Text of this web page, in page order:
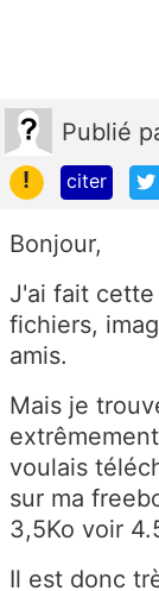
Publié
!
citer
Bonjour,
J'ai fait
fichiers,
amis.
Mais je
voulais
sur ma
3,5Ko voir
Il est donc